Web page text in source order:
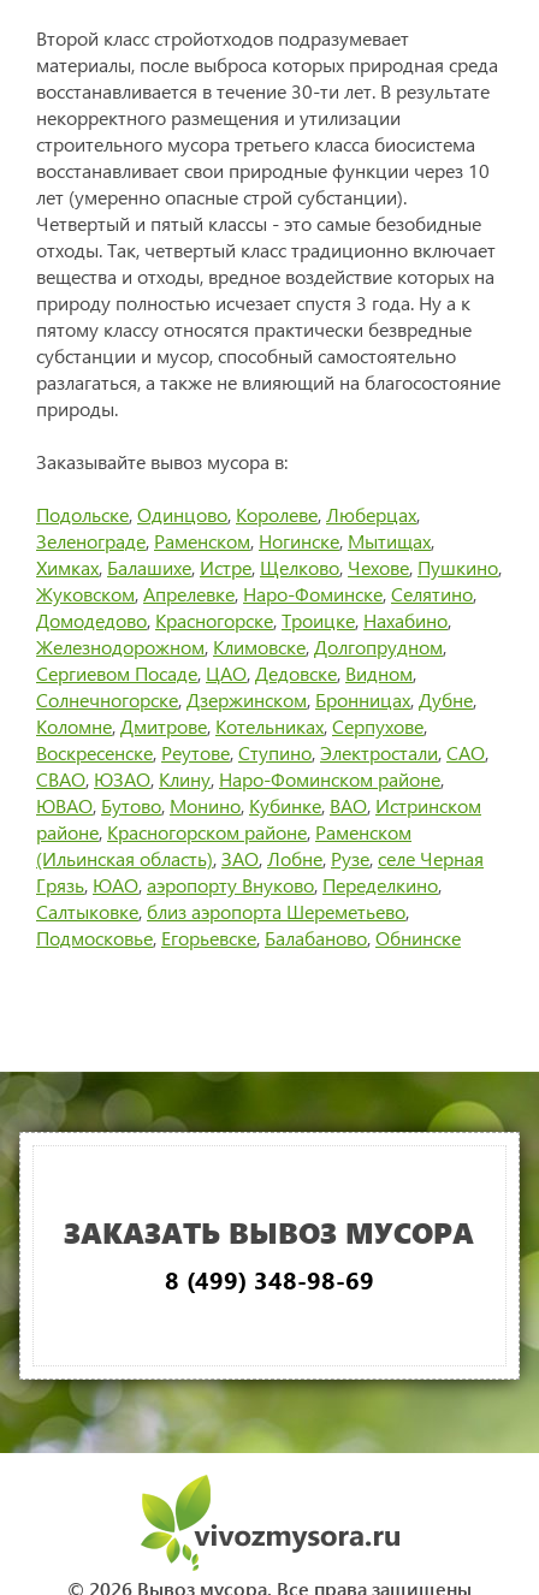
Второй класс стройотходов подразумевает
материалы, после выброса которых природная среда
восстанавливается в течение 30-ти лет. В результате
некорректного размещения и утилизации
строительного мусора третьего класса биосистема
восстанавливает свои природные функции через 10
лет (умеренно опасные строй субстанции).
Четвертый и пятый классы - это самые безобидные
отходы. Так, четвертый класс традиционно включает
вещества и отходы, вредное воздействие которых на
природу полностью исчезает спустя 3 года. Ну а к
пятому классу относятся практически безвредные
субстанции и мусор, способный самостоятельно
разлагаться, а также не влияющий на благосостояние
природы.
Заказывайте вывоз мусора в:
Подольске,Одинцово, Королеве, Люберцах,
Зеленограде, Раменском, Ногинске, Мытищах,
Химках, Балашихе, Истре, Щелково, Чехове, Пушкино,
Жуковском,Апрелевке, Наро-Фоминске,Селятино,
Домодедово, Красногорске,Троицке, Нахабино,
Железнодорожном, Климовске, Долгопрудном,
Сергиевом Посаде, ЦАО, Дедовске, Видном,
Солнечногорске, Дзержинском, Бронницах, Дубне,
Коломне, Дмитрове, Котельниках,Серпухове,
Воскресенске, Реутове,Ступино,Электростали,САО,
СВАО, ЮЗАО, Клину, Наро-Фоминском районе,
ЮВАО, Бутово, Монино, Кубинке, ВАО, Истринском
районе, Красногорском районе, Раменском
(Ильинская область),ЗАО, Лобне, Рузе,селе Черная
Грязь, ЮАО,аэропорту Внуково, Переделкино,
Салтыковке, близ аэропорта Шереметьево,
Подмосковье, Егорьевске, Балабаново,Обнинске
ЗАКАЗАТЬ ВЫВОЗ МУСОРА
8 (499) 348-98-69
© 2026 Вывоз мусора. Все права защищены